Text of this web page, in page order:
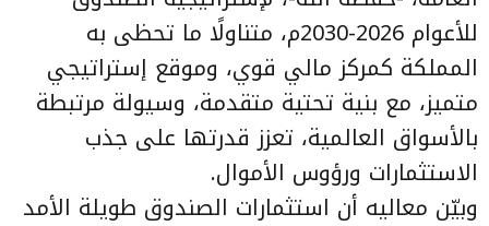
للأعوام 2026-2030م، متناولًا ما تحظى به
المملكة كمركز مالي قوي، وموقع إستراتيجي
متميز، مع بنية تحتية متقدمة، وسيولة مرتبطة
بالأسواق العالمية، تعزز قدرتها على جذب
الاستثمارات ورؤوس الأموال.
وبيّن معاليه أن استثمارات الصندوق طويلة الأمد